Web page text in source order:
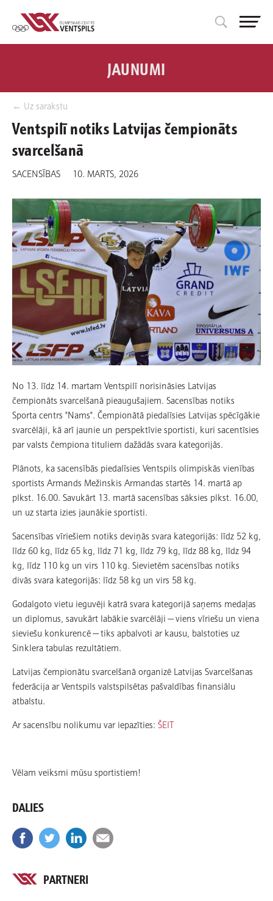
← Uz sarakstu
JAUNUMI
Ventspilī notiks Latvijas čempionāts
svarcelšanā
SACENSĪBAS 10. MARTS, 2026
No 13. līdz 14. martam Ventspilī norisināsies Latvijas
čempionāts svarcelšanā pieaugušajiem. Sacensības notiks
Sporta centrs "Nams". Čempionātā piedalīsies Latvijas spēcīgākie
svarcēlāji, kā arī jaunie un perspektīvie sportisti, kuri sacentīsies
par valsts čempiona tituliem dažādās svara kategorijās.
Plānots, ka sacensībās piedalīsies Ventspils olimpiskās vienības
sportists Armands Mežinskis Armandas startēs 14. martā ap
plkst. 16.00. Savukārt 13. martā sacensības sāksies plkst. 16.00,
un uz starta izies jaunākie sportisti.
Sacensības vīriešiem notiks deviņās svara kategorijās: līdz 52 kg,
līdz 60 kg, līdz 65 kg, līdz 71 kg, līdz 79 kg, līdz 88 kg, līdz 94
kg, līdz 110 kg un virs 110 kg. Sievietēm sacensības notiks
divās svara kategorijās: līdz 58 kg un virs 58 kg.
Godalgoto vietu ieguvēji katrā svara kategorijā saņems medaļas
un diplomus, savukārt labākie svarcēlāji — viens vīriešu un viena
sieviešu konkurencē — tiks apbalvoti ar kausu, balstoties uz
Sinklera tabulas rezultātiem.
Latvijas čempionātu svarcelšanā organizē Latvijas Svarcelšanas
federācija ar Ventspils valstspilsētas pašvaldības finansiālu
atbalstu.
Ar sacensību nolikumu var iepazīties: ŠEIT
Vēlam veiksmi mūsu sportistiem!
DALIES
PARTNERI